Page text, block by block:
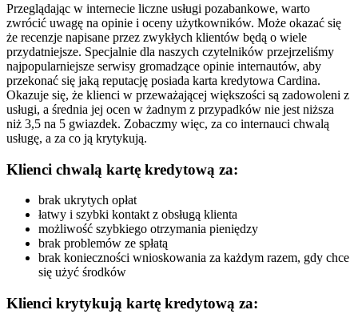
Przeglądając w internecie liczne usługi pozabankowe, warto
zwrócić uwagę na opinie i oceny użytkowników. Może okazać się
że recenzje napisane przez zwykłych klientów będą o wiele
przydatniejsze. Specjalnie dla naszych czytelników przejrzeliśmy
najpopularniejsze serwisy gromadzące opinie internautów, aby
przekonać się jaką reputację posiada karta kredytowa Cardina.
Okazuje się, że klienci w przeważającej większości są zadowoleni z
usługi, a średnia jej ocen w żadnym z przypadków nie jest niższa
niż 3,5 na 5 gwiazdek. Zobaczmy więc, za co internauci chwalą
usługę, a za co ją krytykują.
Klienci chwalą kartę kredytową za:
brak ukrytych opłat
łatwy i szybki kontakt z obsługą klienta
możliwość szybkiego otrzymania pieniędzy
brak problemów ze spłatą
brak konieczności wnioskowania za każdym razem, gdy chce
się użyć środków
Klienci krytykują kartę kredytową za: